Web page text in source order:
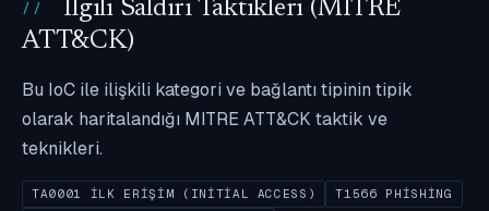
İlgili Saldırı Taktikleri (MITRE
ATT&CK)
Bu IoC ile ilişkili kategori ve bağlantı tipinin tipik
olarak haritalandığı MITRE ATT&CK taktik ve
teknikleri.
TA0001 İLK ERIŞIM (INITIAL ACCESS)
T1566 PHISHING